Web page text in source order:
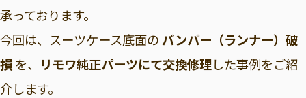
承っております。
今回は、スーツケース底面の バンパー（ランナー）破
損を、 リモワ純正パーツにて交換修理した事例をご紹
介します。